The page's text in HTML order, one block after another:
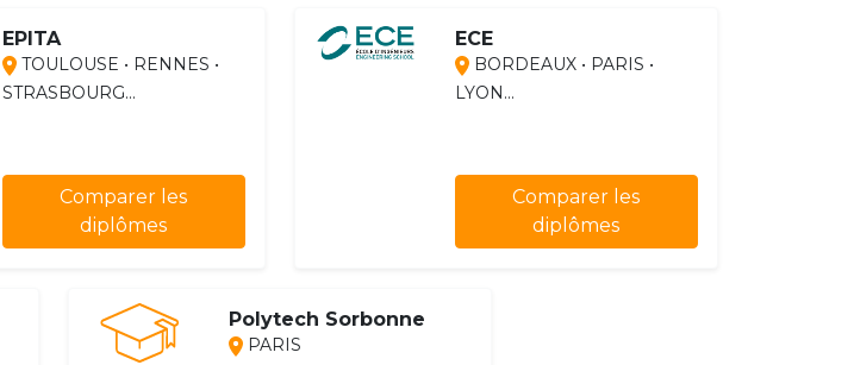
EPITA
TOULOUSE • RENNES •
STRASBOURG...
Comparer les
diplômes
ECE
BORDEAUX • PARIS •
LYON...
Comparer les
diplômes
Polytech Sorbonne
PARIS